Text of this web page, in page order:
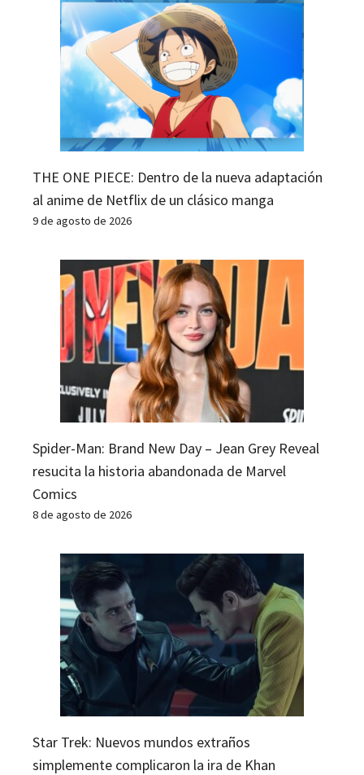
THE ONE PIECE: Dentro de la nueva adaptación
al anime de Netflix de un clásico manga
9 de agosto de 2026
Spider-Man: Brand New Day – Jean Grey Reveal
resucita la historia abandonada de Marvel
Comics
8 de agosto de 2026
Star Trek: Nuevos mundos extraños
simplemente complicaron la ira de Khan